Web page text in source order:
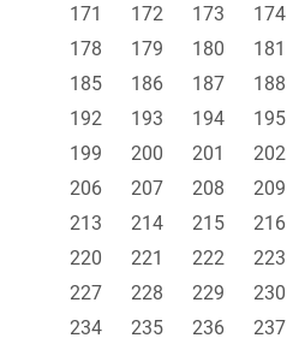
171
172 173 174
178
179 180 181
185
186 187 188
192
193 194 195
199
200 201 202
206
207 208 209
213
214 215 216
220
221 222 223
227
228 229 230
234
235 236 237